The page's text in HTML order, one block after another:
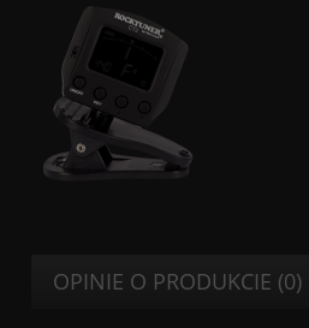
OPINIE O PRODUKCIE (0)